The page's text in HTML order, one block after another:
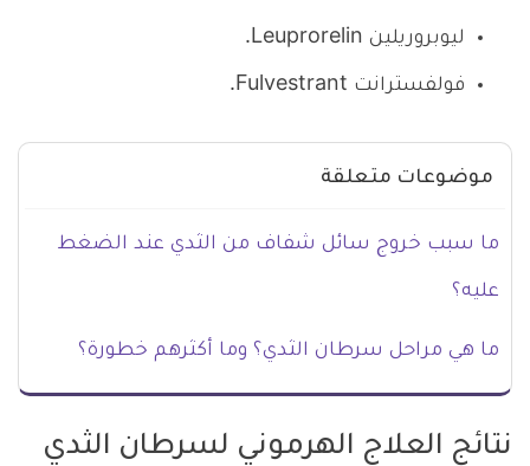
ليوبروريلين Leuprorelin.
فولفسترانت Fulvestrant.
موضوعات متعلقة
ما سبب خروج سائل شفاف من الثدي عند الضغط
عليه؟
ما هي مراحل سرطان الثدي؟ وما أكثرهم خطورة؟
نتائج العلاج الهرموني لسرطان الثدي